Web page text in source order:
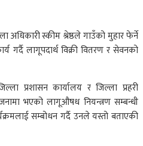
अधिकारी स्कीम श्रेष्ठले गाउँको मुहार फेर्ने
गर्दै लागूपदार्थ विक्री वितरण र सेवनको
प्रशासन कार्यालय र जिल्ला प्रहरी
भएको लागूऔषध नियन्त्रण सम्बन्धी
सम्बोधन गर्दै उनले यस्तो बताएकी